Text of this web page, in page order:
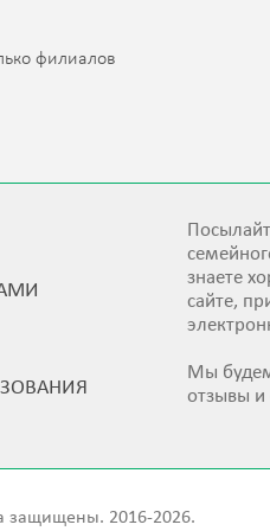
филиалов
знаете
сайте,
Мы
отзывы и
защищены. 2016-2026.